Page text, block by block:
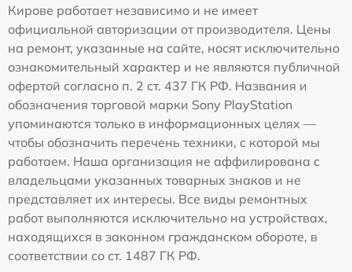
Кирове работает независимо и не имеет
официальной авторизации от производителя. Цены
на ремонт, указанные на сайте, носят исключительно
ознакомительный характер и не являются публичной
офертой согласно п. 2 ст. 437 ГК РФ. Названия и
обозначения торговой марки Sony PlayStation
упоминаются только в информационных целях —
чтобы обозначить перечень техники, с которой мы
работаем. Наша организация не аффилирована с
владельцами указанных товарных знаков и не
представляет их интересы. Все виды ремонтных
работ выполняются исключительно на устройствах,
находящихся в законном гражданском обороте, в
соответствии со ст. 1487 ГК РФ.